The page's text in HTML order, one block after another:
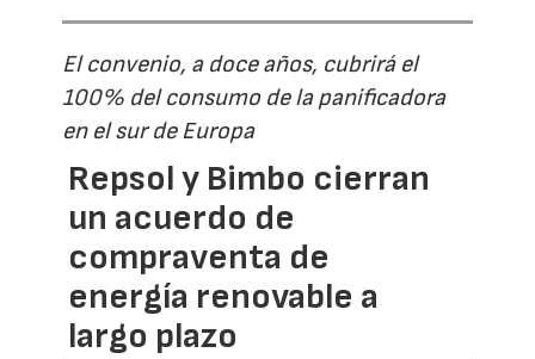
El convenio, a doce años, cubrirá el
100% del consumo de la panificadora
en el sur de Europa
Repsol y Bimbo cierran
un acuerdo de
compraventa de
energía renovable a
largo plazo